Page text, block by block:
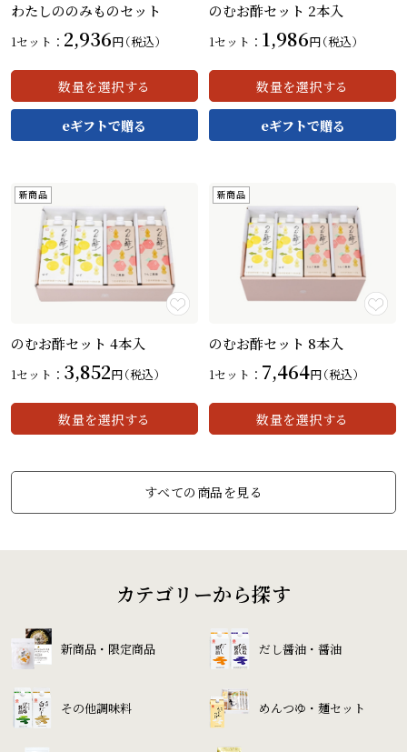
わたしののみものセット
1セット： 2,936円（税込）
数量を選択する
のむお酢セット 2本入
1セット： 1,986円（税込）
数量を選択する
新商品
のむお酢セット 4本入
1セット： 3,852円（税込）
数量を選択する
新商品
のむお酢セット 8本入
1セット： 7,464円（税込）
数量を選択する
すべての商品を見る
カテゴリーから探す
新商品・限定商品 だし醤油・醤油
その他調味料 めんつゆ・麺セット